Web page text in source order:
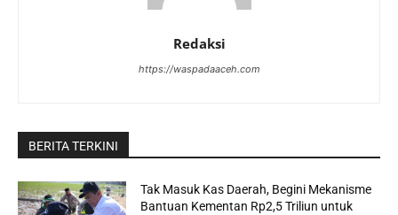
Redaksi
https://waspadaaceh.com
BERITA TERKINI
Tak Masuk Kas Daerah, Begini Mekanisme
Bantuan Kementan Rp2,5 Triliun untuk